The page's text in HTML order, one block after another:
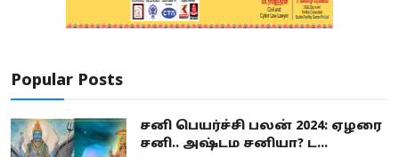
Popular Posts
சனி பெயர்ச்சி பலன் 2024: ஏழரை
சனி.. அஷ்டம சனியா? ட...